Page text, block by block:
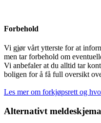
Forbehold
Vi gjør vårt ytterste for at
men tar forbehold om
Vi anbefaler at du alltid tar
boligen for å få full oversikt
Les mer om forkjøpsrett og
Alternativt meldeskjema